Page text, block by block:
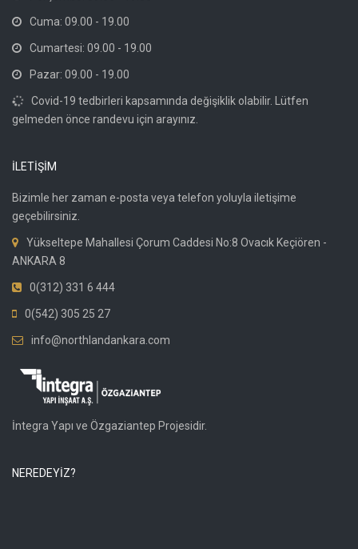
Cuma: 09.00 - 19.00
Cumartesi: 09.00 - 19.00
Pazar: 09.00 - 19.00
Covid-19 tedbirleri kapsamında değişiklik olabilir. Lütfen
gelmeden önce randevu için arayınız.
İLETİŞİM
Bizimle her zaman e-posta veya telefon yoluyla iletişime
geçebilirsiniz.
Yükseltepe Mahallesi Çorum Caddesi No:8 Ovacık Keçiören -
ANKARA 8
0(312) 331 6 444
0(542) 305 25 27
info@northlandankara.com
İntegra Yapı ve Özgaziantep Projesidir.
NEREDEYİZ?